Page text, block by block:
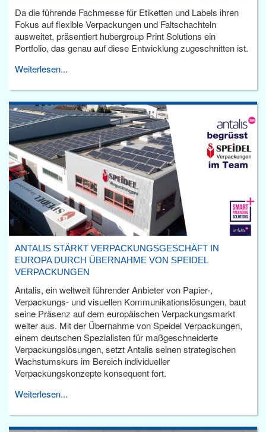
Da die führende Fachmesse für Etiketten und Labels ihren
Fokus auf flexible Verpackungen und Faltschachteln
ausweitet, präsentiert hubergroup Print Solutions ein
Portfolio, das genau auf diese Entwicklung zugeschnitten ist.
Weiterlesen...
ANTALIS STÄRKT VERPACKUNGSGESCHÄFT IN
EUROPA DURCH ÜBERNAHME VON SPEIDEL
VERPACKUNGEN
Antalis, ein weltweit führender Anbieter von Papier-,
Verpackungs- und visuellen Kommunikationslösungen, baut
seine Präsenz auf dem europäischen Verpackungsmarkt
weiter aus. Mit der Übernahme von Speidel Verpackungen,
einem deutschen Spezialisten für maßgeschneiderte
Verpackungslösungen, setzt Antalis seinen strategischen
Wachstumskurs im Bereich individueller
Verpackungskonzepte konsequent fort.
Weiterlesen...